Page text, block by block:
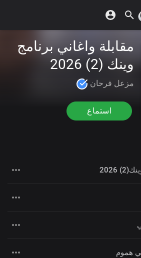
مقابلة واغاني برنامج
وينك (2) 2026
مزعل فرحان
استماع
2026
هموم